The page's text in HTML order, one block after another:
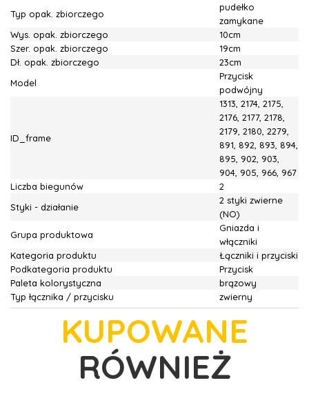
Typ opak. zbiorczego
pudełko
zamykane
Wys. opak. zbiorczego
10cm
Szer. opak. zbiorczego
19cm
Dł. opak. zbiorczego
23cm
Model
Przycisk
podwójny
ID_frame
1313, 2174, 2175,
2176, 2177, 2178,
2179, 2180, 2279,
891, 892, 893, 894,
895, 902, 903,
904, 905, 966, 967
Liczba biegunów
2
Styki - działanie
2 styki zwierne
(NO)
Grupa produktowa
Gniazda i
włączniki
Kategoria produktu
Łączniki i przyciski
Podkategoria produktu
Przycisk
Paleta kolorystyczna
brązowy
Typ łącznika / przycisku
zwierny
KUPOWANE
RÓWNIEŻ